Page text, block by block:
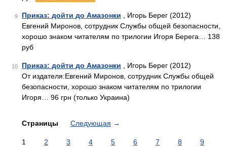
9 Приказ: дойти до Амазонки , Игорь Берег (2012)
Евгений Миронов, сотрудник Службы общей безопасности,
хорошо знаком читателям по трилогии Игоря Берега… 138
руб
10 Приказ: дойти до Амазонки , Игорь Берег (2012)
От издателя:Евгений Миронов, сотрудник Службы общей
безопасности, хорошо знаком читателям по трилогии
Игоря… 96 грн (только Украина)
Страницы Следующая →
1 2 3 4 5 6 7 8
9